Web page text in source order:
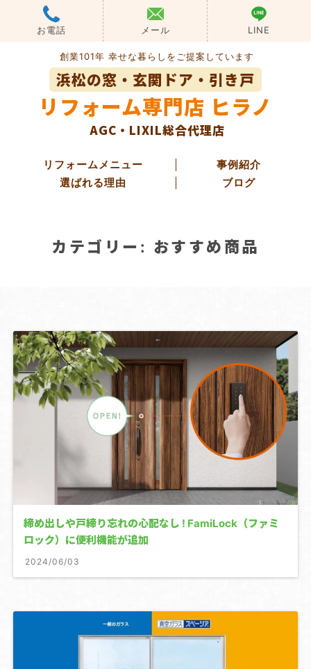
創業101年 幸せな暮らしをご提案しています
浜松の窓・玄関ドア・引き戸
リフォーム専門店 ヒラノ
AGC・LIXIL総合代理店
リフォームメニュー
事例紹介
選ばれる理由
ブログ
玄関引き戸リフォーム
窓の目隠しルーバー
網戸
浴室ドア交換
介護リフォーム
屋根リフォーム
外壁リフォーム
カテゴリー: おすすめ商品
締め出しや戸締り忘れの心配なし ! FamiLock（ファミ
ロック）に便利機能が追加
2024/06/03
お電話 メール LINE